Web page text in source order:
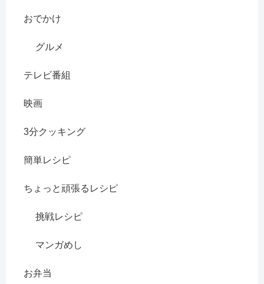
おでかけ
グルメ
テレビ番組
映画
3分クッキング
簡単レシピ
ちょっと頑張るレシピ
挑戦レシピ
マンガめし
お弁当